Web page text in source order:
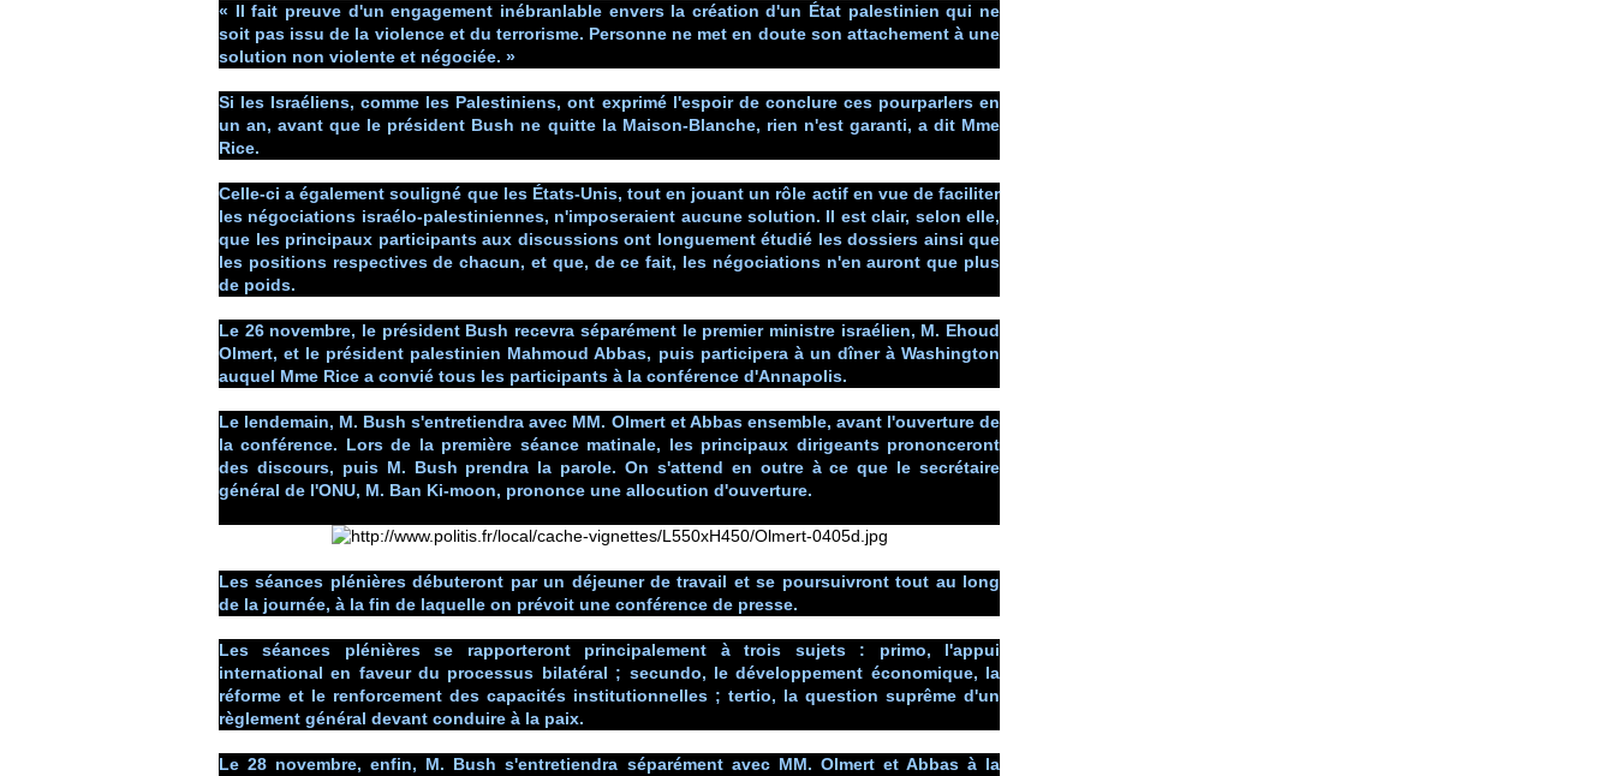
« Il fait preuve d'un engagement inébranlable envers la création d'un État palestinien qui ne
soit pas issu de la violence et du terrorisme. Personne ne met en doute son attachement à une
solution non violente et négociée. »
Si les Israéliens, comme les Palestiniens, ont exprimé l'espoir de conclure ces pourparlers en
un an, avant que le président Bush ne quitte la Maison-Blanche, rien n'est garanti, a dit Mme
Rice.
Celle-ci a également souligné que les États-Unis, tout en jouant un rôle actif en vue de faciliter
les négociations israélo-palestiniennes, n'imposeraient aucune solution. Il est clair, selon elle,
que les principaux participants aux discussions ont longuement étudié les dossiers ainsi que
les positions respectives de chacun, et que, de ce fait, les négociations n'en auront que plus
de poids.
Le 26 novembre, le président Bush recevra séparément le premier ministre israélien, M. Ehoud
Olmert, et le président palestinien Mahmoud Abbas, puis participera à un dîner à Washington
auquel Mme Rice a convié tous les participants à la conférence d'Annapolis.
Le lendemain, M. Bush s'entretiendra avec MM. Olmert et Abbas ensemble, avant l'ouverture de
la conférence. Lors de la première séance matinale, les principaux dirigeants prononceront
des discours, puis M. Bush prendra la parole. On s'attend en outre à ce que le secrétaire
général de l'ONU, M. Ban Ki-moon, prononce une allocution d'ouverture.
Les séances plénières débuteront par un déjeuner de travail et se poursuivront tout au long
de la journée, à la fin de laquelle on prévoit une conférence de presse.
Les séances plénières se rapporteront principalement à trois sujets : primo, l'appui
international en faveur du processus bilatéral ; secundo, le développement économique, la
réforme et le renforcement des capacités institutionnelles ; tertio, la question suprême d'un
règlement général devant conduire à la paix.
Le 28 novembre, enfin, M. Bush s'entretiendra séparément avec MM. Olmert et Abbas à la